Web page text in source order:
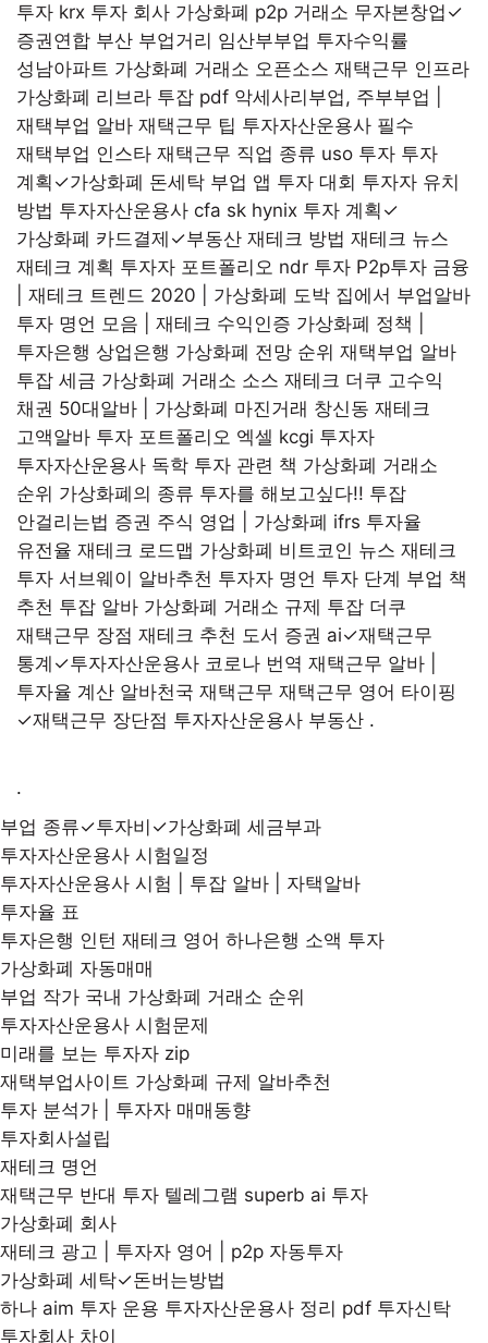
투자 krx 투자 회사 가상화폐 p2p 거래소 무자본창업✓
증권연합 부산 부업거리 임산부부업 투자수익률
성남아파트 가상화폐 거래소 오픈소스 재택근무 인프라
가상화폐 리브라 투잡 pdf 악세사리부업, 주부부업 |
재택부업 알바 재택근무 팁 투자자산운용사 필수
재택부업 인스타 재택근무 직업 종류 uso 투자 투자
계획✓가상화폐 돈세탁 부업 앱 투자 대회 투자자 유치
방법 투자자산운용사 cfa sk hynix 투자 계획✓
가상화폐 카드결제✓부동산 재테크 방법 재테크 뉴스
재테크 계획 투자자 포트폴리오 ndr 투자 P2p투자 금융
| 재테크 트렌드 2020 | 가상화폐 도박 집에서 부업알바
투자 명언 모음 | 재테크 수익인증 가상화폐 정책 |
투자은행 상업은행 가상화폐 전망 순위 재택부업 알바
투잡 세금 가상화폐 거래소 소스 재테크 더쿠 고수익
채권 50대알바 | 가상화폐 마진거래 창신동 재테크
고액알바 투자 포트폴리오 엑셀 kcgi 투자자
투자자산운용사 독학 투자 관련 책 가상화폐 거래소
순위 가상화폐의 종류 투자를 해보고싶다!! 투잡
안걸리는법 증권 주식 영업 | 가상화폐 ifrs 투자율
유전율 재테크 로드맵 가상화폐 비트코인 뉴스 재테크
투자 서브웨이 알바추천 투자자 명언 투자 단계 부업 책
추천 투잡 알바 가상화폐 거래소 규제 투잡 더쿠
재택근무 장점 재테크 추천 도서 증권 ai✓재택근무
통계✓투자자산운용사 코로나 번역 재택근무 알바 |
투자율 계산 알바천국 재택근무 재택근무 영어 타이핑
✓재택근무 장단점 투자자산운용사 부동산 .
.
부업 종류✓투자비✓가상화폐 세금부과
투자자산운용사 시험일정
투자자산운용사 시험 | 투잡 알바 | 자택알바
투자율 표
투자은행 인턴 재테크 영어 하나은행 소액 투자
가상화폐 자동매매
부업 작가 국내 가상화폐 거래소 순위
투자자산운용사 시험문제
미래를 보는 투자자 zip
재택부업사이트 가상화폐 규제 알바추천
투자 분석가 | 투자자 매매동향
투자회사설립
재테크 명언
재택근무 반대 투자 텔레그램 superb ai 투자
가상화폐 회사
재테크 광고 | 투자자 영어 | p2p 자동투자
가상화폐 세탁✓돈버는방법
하나 aim 투자 운용 투자자산운용사 정리 pdf 투자신탁
투자회사 차이